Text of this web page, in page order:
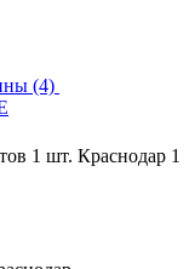
(4)
1 шт. Краснодар 1